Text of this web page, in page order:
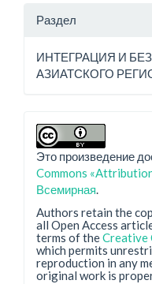
Раздел
ИНТЕГРАЦИЯ И
АЗИАТСКОГО
Это произведение
Commons
Всемирная.
Authors retain the
all Open Access
terms of theCreative
which permits
reproduction in any
original work is